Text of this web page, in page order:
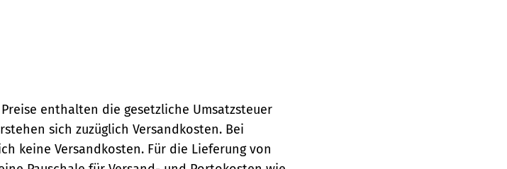
enthalten die gesetzliche Umsatzsteuer
sich zuzüglich Versandkosten. Bei
keine Versandkosten. Für die Lieferung von